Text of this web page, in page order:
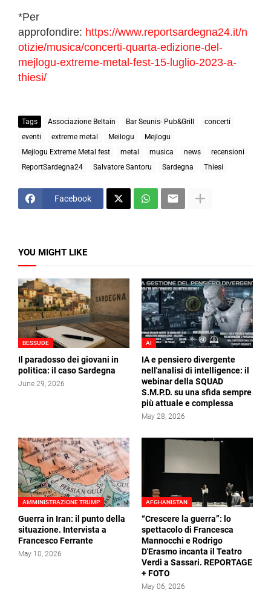
*Per
approfondire: https://www.reportsardegna24.it/n
otizie/musica/concerti-quarta-edizione-del-
mejlogu-extreme-metal-fest-15-luglio-2023-a-
thiesi/
Tags Associazione Beltain Bar Seunis- Pub&Grill
concerti
eventi
extreme metal Meilogu
Mejlogu
Mejlogu Extreme Metal fest
metal musica news
recensioni
ReportSardegna24
Salvatore Santoru Sardegna Thiesi
Facebook
YOU MIGHT LIKE
BESSUDE
Il paradosso dei giovani in
politica: il caso Sardegna
June 29, 2026
AI
IA e pensiero divergente
nell'analisi di intelligence: il
webinar della SQUAD
S.M.P.D. su una sfida sempre
più attuale e complessa
May 28, 2026
AMMINISTRAZIONE TRUMP
Guerra in Iran: il punto della
situazione. Intervista a
Francesco Ferrante
May 10, 2026
AFGHANISTAN
“Crescere la guerra”: lo
spettacolo di Francesca
Mannocchi e Rodrigo
D'Erasmo incanta il Teatro
Verdi a Sassari. REPORTAGE
+ FOTO
May 06, 2026